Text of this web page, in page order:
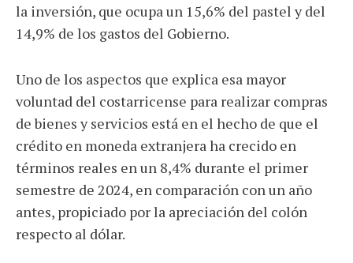
la inversión, que ocupa un 15,6% del pastel y del
14,9% de los gastos del Gobierno.
Uno de los aspectos que explica esa mayor
voluntad del costarricense para realizar compras
de bienes y servicios está en el hecho de que el
crédito en moneda extranjera ha crecido en
términos reales en un 8,4% durante el primer
semestre de 2024, en comparación con un año
antes, propiciado por la apreciación del colón
respecto al dólar.